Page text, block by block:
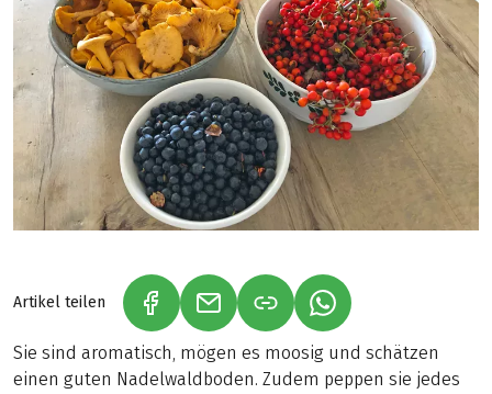
Artikel teilen (LINK ÖFFNET IN NEUEM TAB)
(LINK ÖFFNET IN NEUEM TAB)
(LINK ÖFFNET IN
Sie sind aromatisch, mögen es moosig und schätzen
einen guten Nadelwaldboden. Zudem peppen sie jedes